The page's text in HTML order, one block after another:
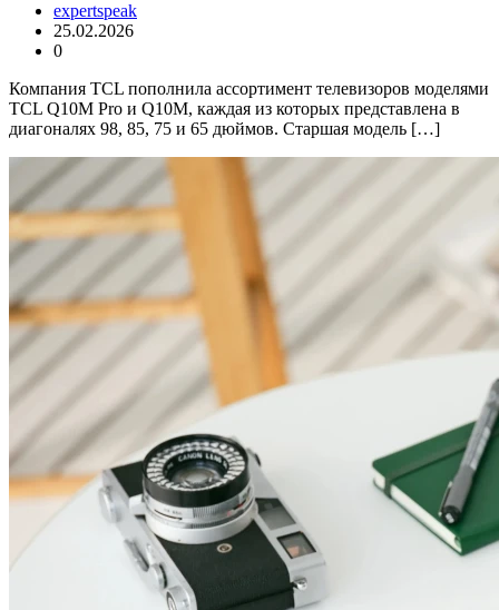
expertspeak
25.02.2026
0
Компания TCL пополнила ассортимент телевизоров моделями
TCL Q10M Pro и Q10M, каждая из которых представлена в
диагоналях 98, 85, 75 и 65 дюймов. Старшая модель […]